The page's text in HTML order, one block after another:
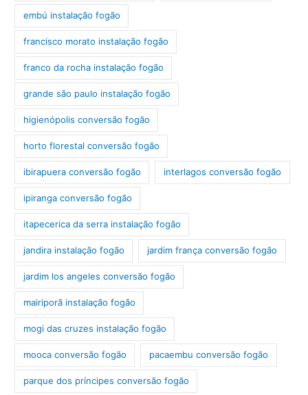
embú instalação fogão
francisco morato instalação fogão
franco da rocha instalação fogão
grande são paulo instalação fogão
higienópolis conversão fogão
horto florestal conversão fogão
ibirapuera conversão fogão interlagos conversão fogão
ipiranga conversão fogão
itapecerica da serra instalação fogão
jandira instalação fogão jardim frança conversão fogão
jardim los angeles conversão fogão
mairiporã instalação fogão
mogi das cruzes instalação fogão
mooca conversão fogão pacaembu conversão fogão
parque dos príncipes conversão fogão